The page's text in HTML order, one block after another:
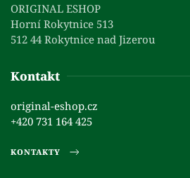
ORIGINAL ESHOP
Horní Rokytnice 513
512 44 Rokytnice nad Jizerou
Kontakt
original-eshop.cz
+420 731 164 425
KONTAKTY